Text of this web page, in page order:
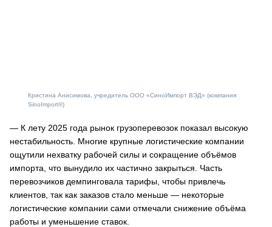
Кристина Анисимова, учредитель ООО «СиноИмпорт ВЭД» (компания
SinoImport®)
— К лету 2025 года рынок грузоперевозок показал высокую
нестабильность. Многие крупные логистические компании
ощутили нехватку рабочей силы и сокращение объёмов
импорта, что вынудило их частично закрыться. Часть
перевозчиков демпинговала тарифы, чтобы привлечь
клиентов, так как заказов стало меньше — некоторые
логистические компании сами отмечали снижение объёма
работы и уменьшение ставок.